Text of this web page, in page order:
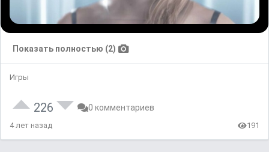
Показать полностью (2)
Игры
226 0 комментариев
4 лет назад 191